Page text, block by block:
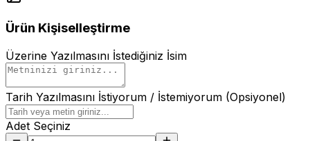
Ürün Kişiselleştirme
Üzerine Yazılmasını İstediğiniz İsim
Tarih Yazılmasını İstiyorum / İstemiyorum (Opsiyonel)
Adet Seçiniz